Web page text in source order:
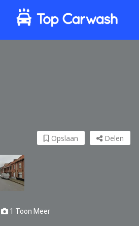
Delen
Opslaan
1 Toon Meer